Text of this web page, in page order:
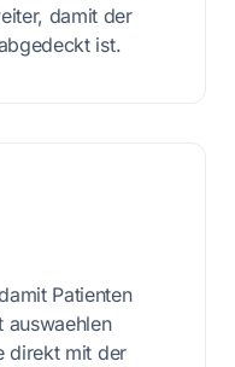
damit der
ist.
Patienten
auswaehlen
direkt mit der